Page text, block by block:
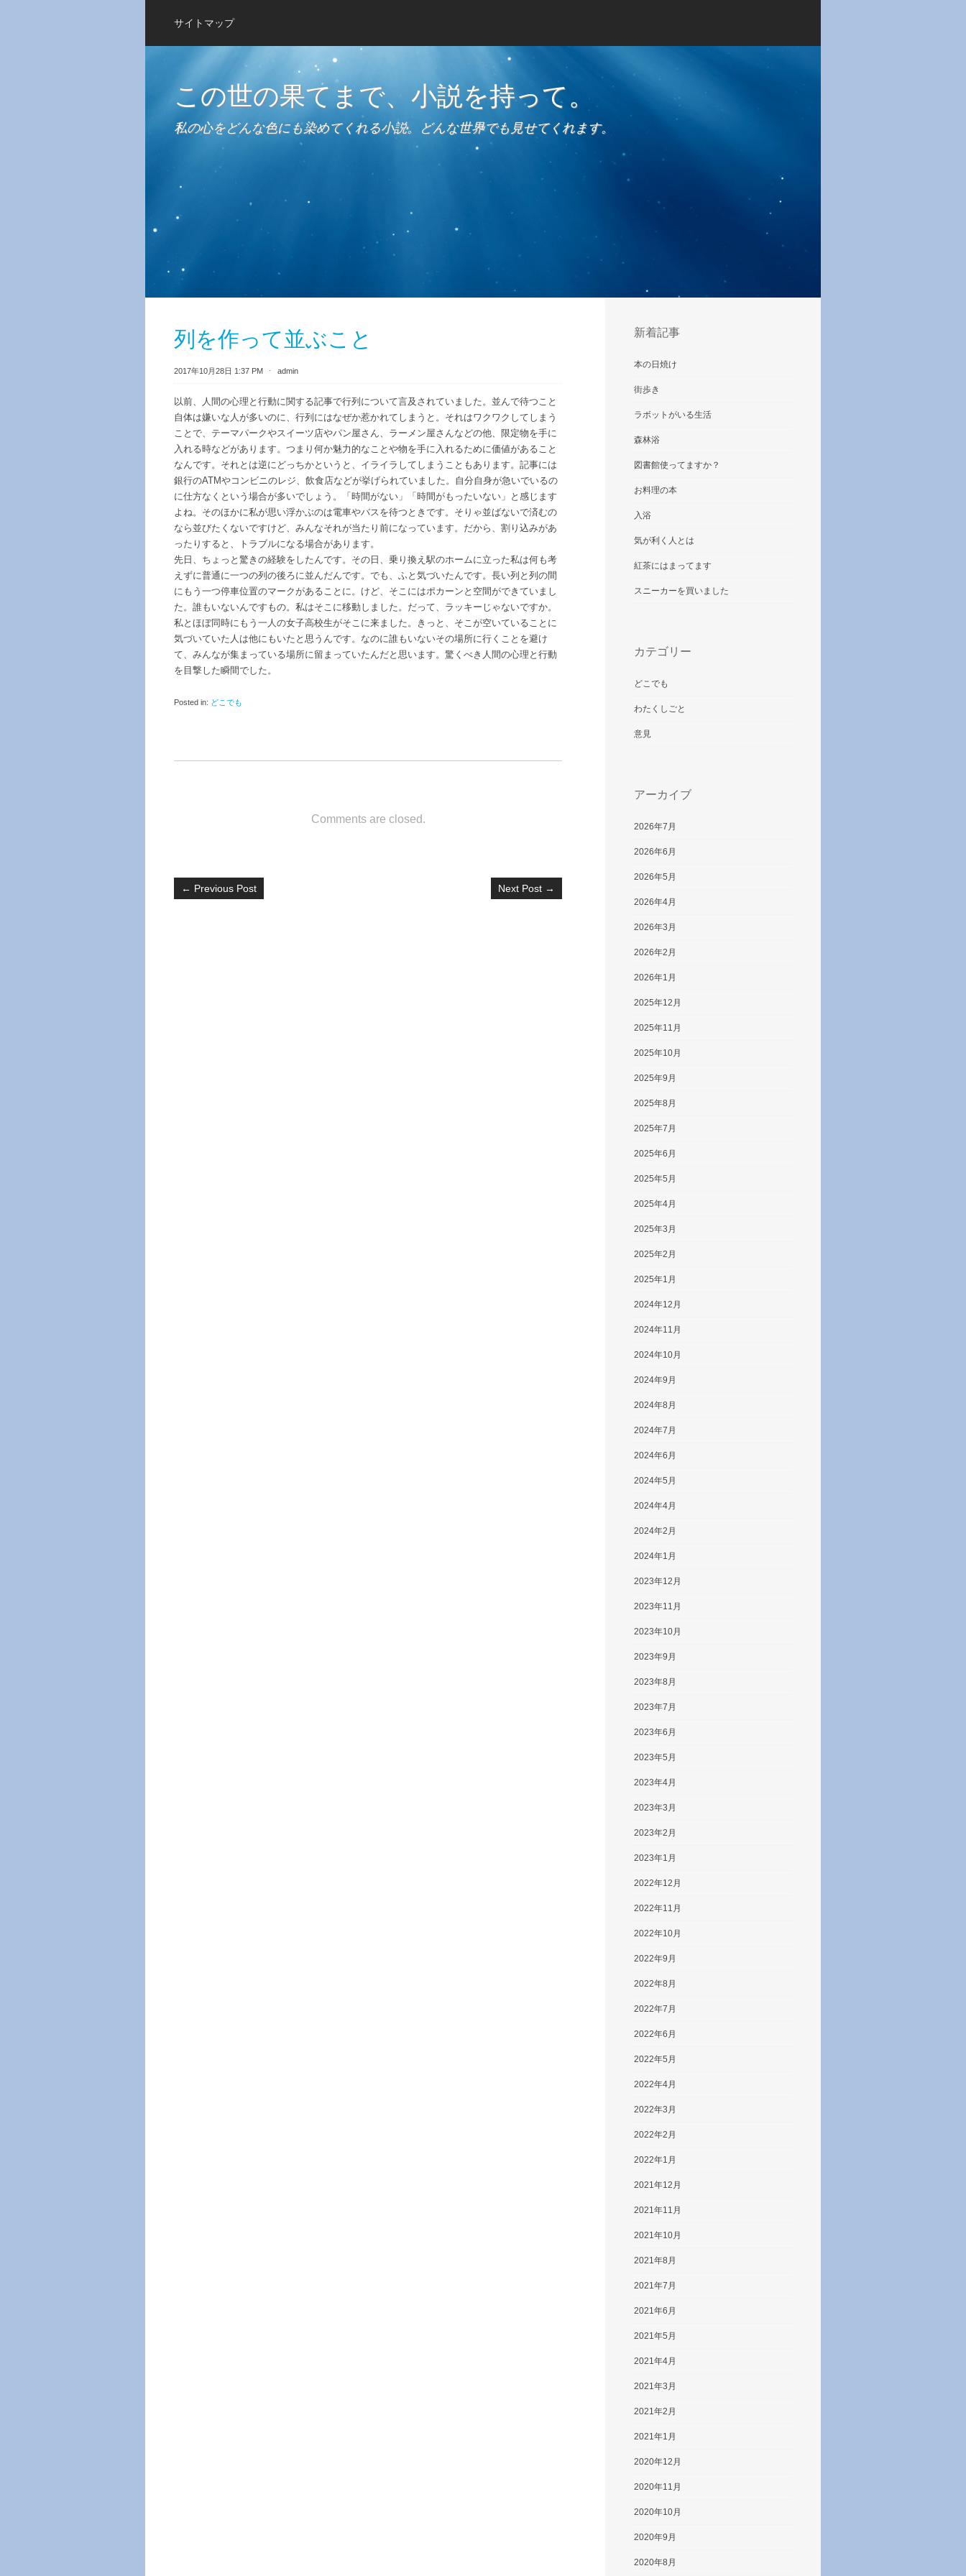
サイトマップ
この世の果てまで、小説を持って。
私の心をどんな色にも染めてくれる小説。どんな世界でも見せてくれます。
列を作って並ぶこと
2017年10月28日 1:37 PM ⋅ admin
以前、人間の心理と行動に関する記事で行列について言及されていました。並んで待つこと
自体は嫌いな人が多いのに、行列にはなぜか惹かれてしまうと。それはワクワクしてしまう
ことで、テーマパークやスイーツ店やパン屋さん、ラーメン屋さんなどの他、限定物を手に
入れる時などがあります。つまり何か魅力的なことや物を手に入れるために価値があること
なんです。それとは逆にどっちかというと、イライラしてしまうこともあります。記事には
銀行のATMやコンビニのレジ、飲食店などが挙げられていました。自分自身が急いでいるの
に仕方なくという場合が多いでしょう。「時間がない」「時間がもったいない」と感じます
よね。そのほかに私が思い浮かぶのは電車やバスを待つときです。そりゃ並ばないで済むの
なら並びたくないですけど、みんなそれが当たり前になっています。だから、割り込みがあ
ったりすると、トラブルになる場合があります。
先日、ちょっと驚きの経験をしたんです。その日、乗り換え駅のホームに立った私は何も考
えずに普通に一つの列の後ろに並んだんです。でも、ふと気づいたんです。長い列と列の間
にもう一つ停車位置のマークがあることに。けど、そこにはポカーンと空間ができていまし
た。誰もいないんですもの。私はそこに移動しました。だって、ラッキーじゃないですか。
私とほぼ同時にもう一人の女子高校生がそこに来ました。きっと、そこが空いていることに
気づいていた人は他にもいたと思うんです。なのに誰もいないその場所に行くことを避け
て、みんなが集まっている場所に留まっていたんだと思います。驚くべき人間の心理と行動
を目撃した瞬間でした。
Posted in: どこでも
Comments are closed.
← Previous Post Next Post →
新着記事
本の日焼け
街歩き
ラボットがいる生活
森林浴
図書館使ってますか？
お料理の本
入浴
気が利く人とは
紅茶にはまってます
スニーカーを買いました
カテゴリー
どこでも
わたくしごと
意見
アーカイブ
2026年7月
2026年6月
2026年5月
2026年4月
2026年3月
2026年2月
2026年1月
2025年12月
2025年11月
2025年10月
2025年9月
2025年8月
2025年7月
2025年6月
2025年5月
2025年4月
2025年3月
2025年2月
2025年1月
2024年12月
2024年11月
2024年10月
2024年9月
2024年8月
2024年7月
2024年6月
2024年5月
2024年4月
2024年2月
2024年1月
2023年12月
2023年11月
2023年10月
2023年9月
2023年8月
2023年7月
2023年6月
2023年5月
2023年4月
2023年3月
2023年2月
2023年1月
2022年12月
2022年11月
2022年10月
2022年9月
2022年8月
2022年7月
2022年6月
2022年5月
2022年4月
2022年3月
2022年2月
2022年1月
2021年12月
2021年11月
2021年10月
2021年8月
2021年7月
2021年6月
2021年5月
2021年4月
2021年3月
2021年2月
2021年1月
2020年12月
2020年11月
2020年10月
2020年9月
2020年8月